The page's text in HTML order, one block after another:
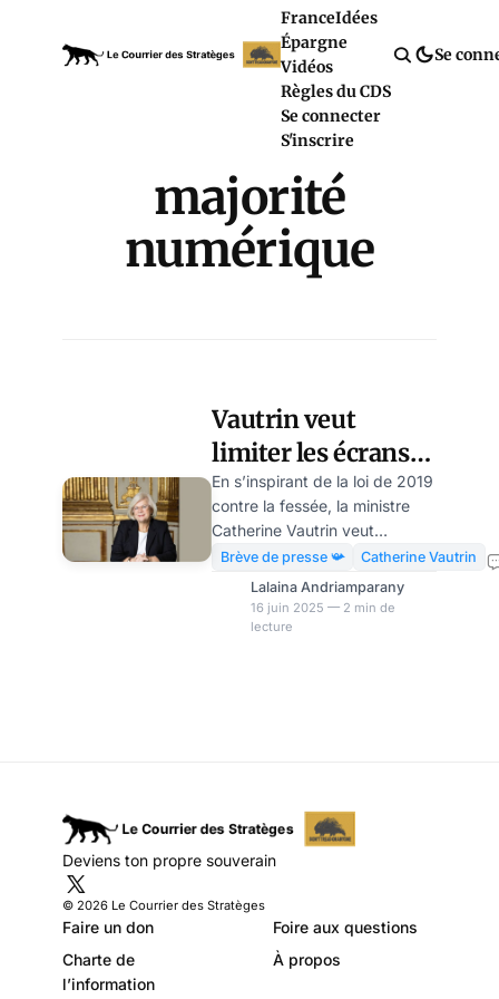
FranceIdées
Épargne
Vidéos
Règles du CDS
Se connecter
S'inscrire
Se
majorité
numérique
Vautrin veut
limiter les écrans
aux tout-petits,
mais sans
sanctionner
En s’inspirant de la loi de 2019
contre la fessée, la ministre
Catherine Vautrin veut
interdire l’exposition aux
écrans pour les enfants de
moins de trois ans, même à
domicile.Dans une interview
initiative qui repose
davantage sur une posture
éducative que sur une
application coercitive. Une
mesure plus sy
Brève de presse 📯
Catherine Vautrin
Lalaina Andriamparany
16 juin 2025 — 2 min de
lecture
Deviens ton propre souverain
© 2026 Le Courrier des Stratèges
Faire un don
Foire aux questions
Charte de
l’information
À propos